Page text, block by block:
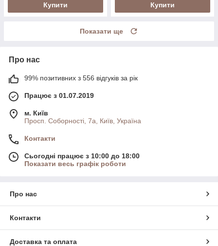
Купити Купити
Показати ще
Про нас
99% позитивних з 556 відгуків за рік
Працює з 01.07.2019
м. Київ
Просп. Соборності, 7а, Київ, Україна
Контакти
Сьогодні працює з 10:00 до 18:00
Показати весь графік роботи
Про нас
Контакти
Доставка та оплата